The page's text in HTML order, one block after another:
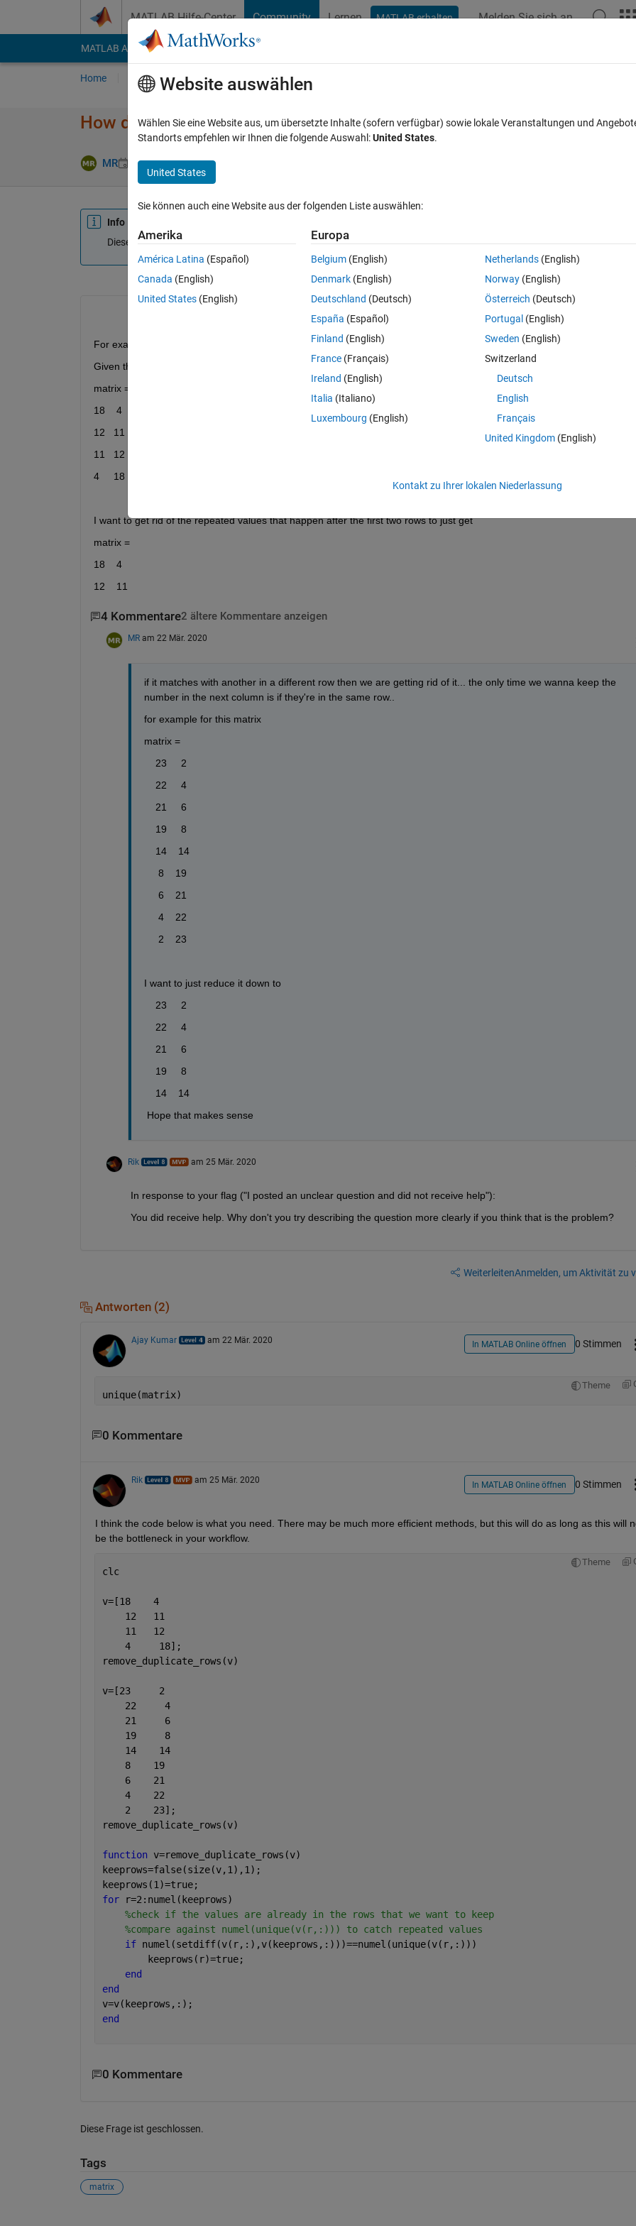
MATLAB Hilfe-Center Community Lernen MATLAB erhalten Melden Sie sich an
MATLAB Answers File Exchange Cody
Home Fragen Antworten Durchsuchen
How do I remove a set of repeated values in a x by 2 matrix?
MR 22 Mär. 2020 2 Antworten
Info
Diese Frage ist geschlossen. Öffnen Sie sie erneut, um sie zu bearbeiten oder zu beantworten.
Ältere Kommentare
For example,
Given the matrix:
matrix =
18    4
12   11
11   12
4     18
I want to get rid of the repeated values that happen after the first two rows to just get
matrix =
18    4
12    11
4 Kommentare2 ältere Kommentare anzeigen
MR am 22 Mär. 2020
if it matches with another in a different row then we are getting rid of it... the only time we wanna keep the
number in the next column is if they're in the same row..
for example for this matrix
matrix =
    23     2
    22     4
    21     6
    19     8
    14    14
     8    19
     6    21
     4    22
     2    23
I want to just reduce it down to
    23     2
    22     4
    21     6
    19     8
    14    14
Hope that makes sense
Rik am 25 Mär. 2020
In response to your flag ("I posted an unclear question and did not receive help"):
You did receive help. Why don't you try describing the question more clearly if you think that is the problem?
WeiterleitenAnmelden, um Aktivität zu
Antworten (2)
Ajay Kumar am 22 Mär. 2020 In MATLAB Online öffnen 0 Stimmen
Theme
unique(matrix)
0 Kommentare
Rik am 25 Mär. 2020 In MATLAB Online öffnen 0 Stimmen
I think the code below is what you need. There may be much more efficient methods, but this will do as long as this will
be the bottleneck in your workflow.
Theme
clc
v=[18    4
    12   11
    11   12
    4     18];
remove_duplicate_rows(v)
v=[23     2
    22     4
    21     6
    19     8
    14    14
    8    19
    6    21
    4    22
    2    23];
remove_duplicate_rows(v)
function v=remove_duplicate_rows(v)
keeprows=false(size(v,1),1);
keeprows(1)=true;
for
r=2:numel(keeprows)
%check if the values are already in the rows that we want to keep
%compare against numel(unique(v(r,:))) to catch repeated values
if numel(setdiff(v(r,:),v(keeprows,:)))==numel(unique(v(r,:)))
        keeprows(r)=true;
end
end
v=v(keeprows,:);
end
0 Kommentare
Diese Frage ist geschlossen.
Tags
matrix
Website auswählen
Wählen Sie eine Website aus, um übersetzte Inhalte (sofern verfügbar) sowie lokale Veranstaltungen und
Standorts empfehlen wir Ihnen die folgende Auswahl:United States.
United States
Sie können auch eine Website aus der folgenden Liste auswählen:
Amerika
América Latina (Español)
Canada (English)
United States (English)
Europa
Belgium (English)
Denmark (English)
Deutschland (Deutsch)
España (Español)
Finland (English)
France (Français)
Ireland (English)
Italia (Italiano)
Luxembourg (English)
Netherlands(English)
Norway(English)
Österreich (Deutsch)
Portugal (English)
Sweden (English)
Switzerland
Deutsch
English
Français
United Kingdom(English)
Kontakt zu Ihrer lokalen Niederlassung